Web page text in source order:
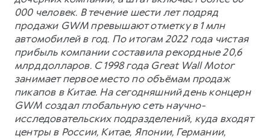
000 человек. В течение шести лет подряд
продажи GWM превышают отметку в 1 млн
автомобилей в год. По итогам 2022 года чистая
прибыль компании составила рекордные 20,6
млрд долларов. С 1998 года Great Wall Motor
занимает первое место по объёмам продаж
пикапов в Китае. На сегодняшний день концерн
GWM создал глобальную сеть научно-
исследовательских подразделений, куда входят
центры в России, Китае, Японии, Германии,